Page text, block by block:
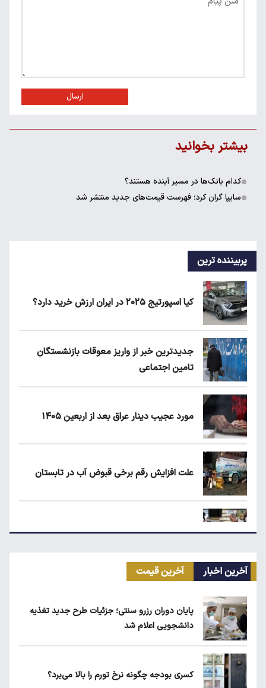
ارسال
بیشتر بخوانید
کدام بانک‌ها در مسیر آینده هستند؟
سایپا گران کرد؛ فهرست قیمت‌های جدید منتشر شد
پربیننده ترین
کیا اسپورتیج ۲۰۲۵ در ایران ارزش خرید دارد؟
جدیدترین خبر از واریز معوقات بازنشستگان
تامین اجتماعی
مورد عجیب دینار عراق بعد از اربعین ۱۴۰۵
علت افزایش رقم برخی قبوض آب در تابستان
مرغ گران می‌شود
آخرین اخبار آخرین قیمت
پایان دوران رزرو سنتی؛ جزئیات طرح جدید تغذیه
دانشجویی اعلام شد
کسری بودجه چگونه نرخ تورم را بالا می‌برد؟